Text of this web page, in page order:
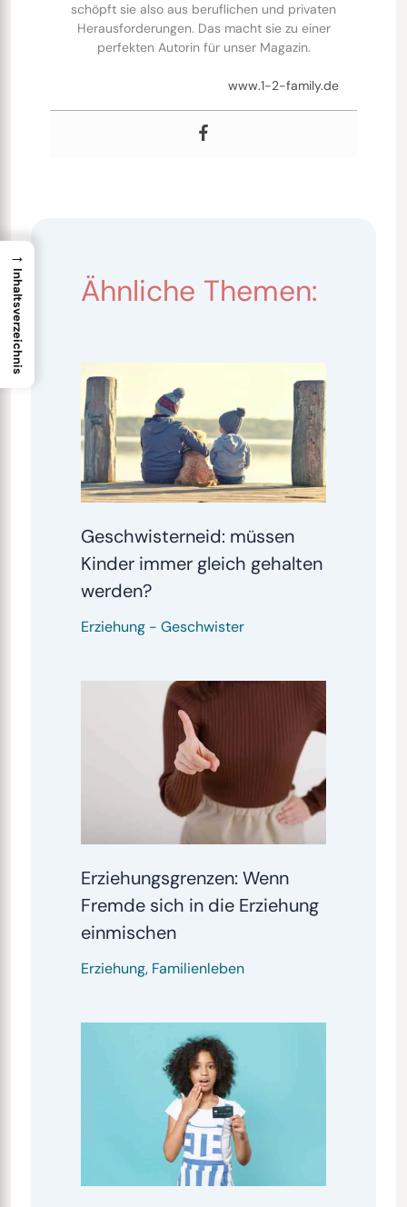
schöpft sie also aus beruflichen und privaten
Herausforderungen. Das macht sie zu einer
perfekten Autorin für unser Magazin.
www.1-2-family.de
Ähnliche Themen:
Geschwisterneid: müssen
Kinder immer gleich gehalten
werden?
Erziehung- Geschwister
Erziehungsgrenzen: Wenn
Fremde sich in die Erziehung
einmischen
Erziehung, Familienleben
→
Inhaltsverzeichnis